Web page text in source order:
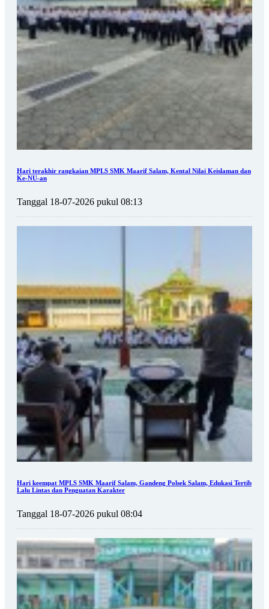
Hari terakhir rangkaian MPLS SMK Maarif Salam, Kental Nilai Keislaman dan
Ke-NU-an
Tanggal 18-07-2026 pukul 08:13
Hari keempat MPLS SMK Maarif Salam, Gandeng Polsek Salam, Edukasi Tertib
Lalu Lintas dan Penguatan Karakter
Tanggal 18-07-2026 pukul 08:04